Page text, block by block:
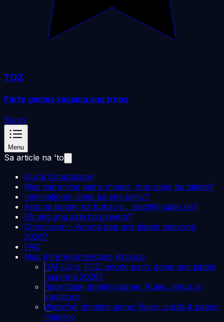
TOZ
Party games kasama ang tropa
Kunin
Menu
Sa article na 'to
Quick Comparison
Mas maraming game modes, mas okay ba talaga?
International vibes ba ang party?
App na buhay na buhay o... naghihingalo na?
Eh ano ang sabi ng players?
Conclusion – Anong app ang pipiliin ngayong
2026?
FAQ
Mga Inirerekomendang Artikulo
DAFUQ o TOZ, anong party game ang pipiliin
ngayong 2026?
Rage Cage drinking game: Rules, setup at
variations
Waterfall drinking game: Rules, cards & paano
maglaro